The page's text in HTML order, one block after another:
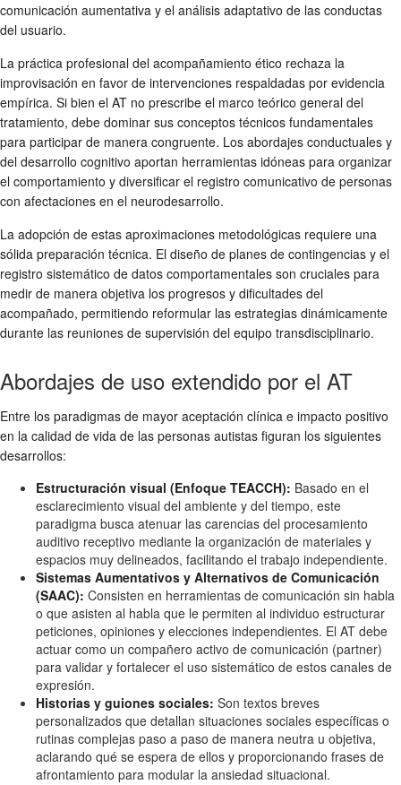
comunicación aumentativa y el análisis adaptativo de las conductas
del usuario.
La práctica profesional del acompañamiento ético rechaza la
improvisación en favor de intervenciones respaldadas por evidencia
empírica. Si bien el AT no prescribe el marco teórico general del
tratamiento, debe dominar sus conceptos técnicos fundamentales
para participar de manera congruente. Los abordajes conductuales y
del desarrollo cognitivo aportan herramientas idóneas para organizar
el comportamiento y diversificar el registro comunicativo de personas
con afectaciones en el neurodesarrollo.
La adopción de estas aproximaciones metodológicas requiere una
sólida preparación técnica. El diseño de planes de contingencias y el
registro sistemático de datos comportamentales son cruciales para
medir de manera objetiva los progresos y dificultades del
acompañado, permitiendo reformular las estrategias dinámicamente
durante las reuniones de supervisión del equipo transdisciplinario.
Abordajes de uso extendido por el AT
Entre los paradigmas de mayor aceptación clínica e impacto positivo
en la calidad de vida de las personas autistas figuran los siguientes
desarrollos:
Estructuración visual (Enfoque TEACCH): Basado en el
esclarecimiento visual del ambiente y del tiempo, este
paradigma busca atenuar las carencias del procesamiento
auditivo receptivo mediante la organización de materiales y
espacios muy delineados, facilitando el trabajo independiente.
Sistemas Aumentativos y Alternativos de Comunicación
(SAAC): Consisten en herramientas de comunicación sin habla
o que asisten al habla que le permiten al individuo estructurar
peticiones, opiniones y elecciones independientes. El AT debe
actuar como un compañero activo de comunicación (partner)
para validar y fortalecer el uso sistemático de estos canales de
expresión.
Historias y guiones sociales: Son textos breves
personalizados que detallan situaciones sociales específicas o
rutinas complejas paso a paso de manera neutra u objetiva,
aclarando qué se espera de ellos y proporcionando frases de
afrontamiento para modular la ansiedad situacional.